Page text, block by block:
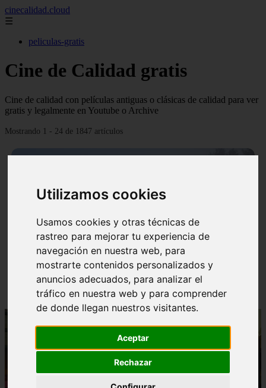
Utilizamos cookies
Usamos cookies y otras técnicas de
rastreo para mejorar tu experiencia de
navegación en nuestra web, para
mostrarte contenidos personalizados y
anuncios adecuados, para analizar el
tráfico en nuestra web y para comprender
de donde llegan nuestros visitantes.
Aceptar
Rechazar
cinecalidad.cloud
☰
peliculas-gratis
Cine de Calidad gratis
Cine de calidad con películas antiguas o clásicas de calidad para ver
gratis y legalmente en Youtube o Archive
Mostrando 1 - 24 de 1847 artículos
Solo Las Bestias - Final Explicado